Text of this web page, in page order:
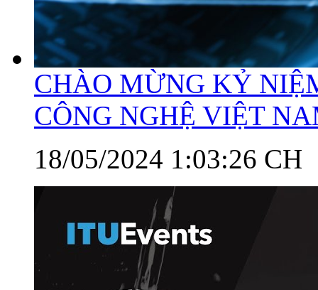
CHÀO MỪNG KỶ
CÔNG NGHỆ VIỆT
18/05/2024 1:03:26 CH